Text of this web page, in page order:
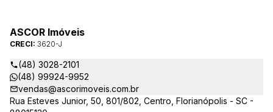
está baseado numa relação de confiança mútua, inteligência
de negócios e busca das melhores oportunidades para quem
quer comprar, vender ou alugar um imóvel nessa fascinante
cidade. Durante este tempo de trabalho, aprimoramos a
qualidade dos nossos serviços, buscando sempre
proporcionar a melhor experiência e segurança para clientes
compradores, vendedores, inquilinos e proprietários.
ASCOR Imóveis
CRECI: 3620-J
(48) 3028-2101
(48) 99924-9952
vendas@ascorimoveis.com.br
Rua Esteves Junior, 50, 801/802, Centro, Florianópolis - SC -